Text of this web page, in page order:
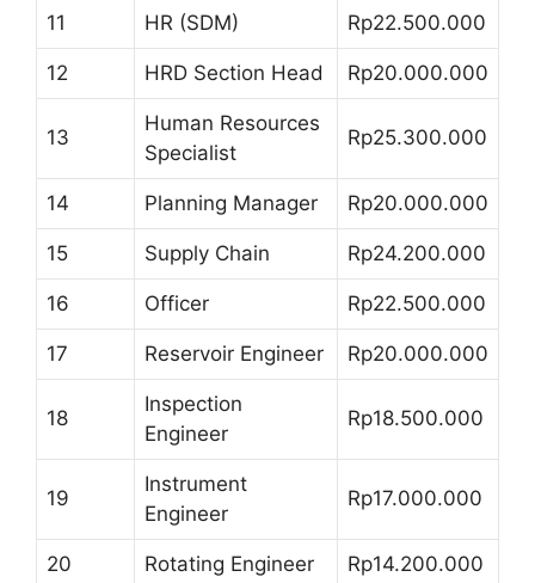
11 HR (SDM) Rp22.500.000
12 HRD Section Head Rp20.000.000
13
Human Resources
Specialist
Rp25.300.000
14 Planning Manager Rp20.000.000
15 Supply Chain Rp24.200.000
16 Officer Rp22.500.000
17 Reservoir Engineer Rp20.000.000
18
Inspection
Engineer
Rp18.500.000
19
Instrument
Engineer
Rp17.000.000
20 Rotating Engineer Rp14.200.000